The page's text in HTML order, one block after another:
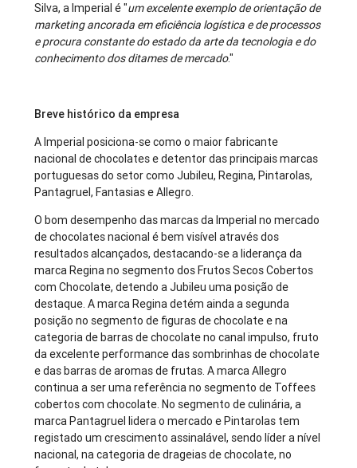
Silva, a Imperial é "um excelente exemplo de orientação de
marketing ancorada em eficiência logística e de processos
e procura constante do estado da arte da tecnologia e do
conhecimento dos ditames de mercado."
Breve histórico da empresa
A Imperial posiciona-se como o maior fabricante
nacional de chocolates e detentor das principais marcas
portuguesas do setor como Jubileu, Regina, Pintarolas,
Pantagruel, Fantasias e Allegro.
O bom desempenho das marcas da Imperial no mercado
de chocolates nacional é bem visível através dos
resultados alcançados, destacando-se a liderança da
marca Regina no segmento dos Frutos Secos Cobertos
com Chocolate, detendo a Jubileu uma posição de
destaque. A marca Regina detém ainda a segunda
posição no segmento de figuras de chocolate e na
categoria de barras de chocolate no canal impulso, fruto
da excelente performance das sombrinhas de chocolate
e das barras de aromas de frutas. A marca Allegro
continua a ser uma referência no segmento de Toffees
cobertos com chocolate. No segmento de culinária, a
marca Pantagruel lidera o mercado e Pintarolas tem
registado um crescimento assinalável, sendo líder a nível
nacional, na categoria de drageias de chocolate, no